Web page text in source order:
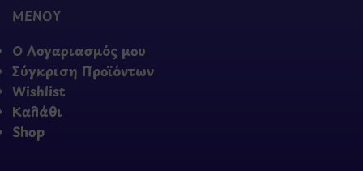
ΜΕΝΟΥ
Ο Λογαριασμός μου
Σύγκριση Προϊόντων
Wishlist
Καλάθι
Shop